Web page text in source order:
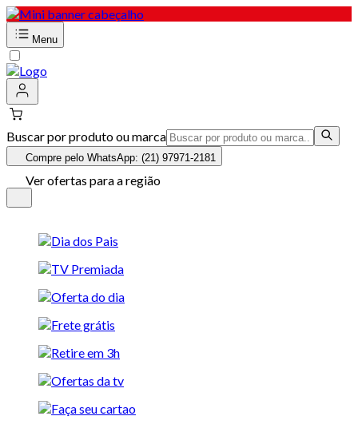
Menu
Buscar por produto ou marca
Compre pelo WhatsApp: (21) 97971-2181
Ver ofertas para a região